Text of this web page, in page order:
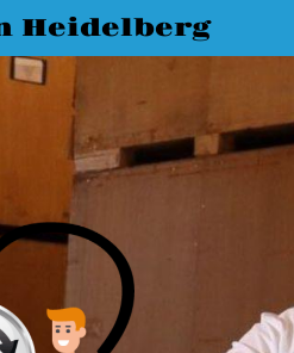
Heidelberg